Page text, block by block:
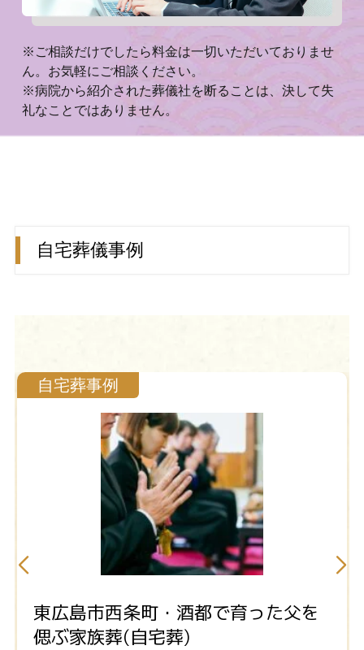
※ご相談だけでしたら料金は一切いただいておりませ
ん。お気軽にご相談ください。
※病院から紹介された葬儀社を断ることは、決して失
礼なことではありません。
自宅葬儀事例
自宅葬事例
東広島市西条町・酒都で育った父を
偲ぶ家族葬(自宅葬)